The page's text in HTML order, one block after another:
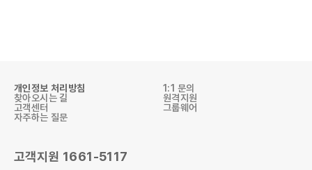
개인정보 처리방침
찾아오시는 길
고객센터
자주하는 질문
1:1 문의
원격지원
그룹웨어
고객지원 1661-5117